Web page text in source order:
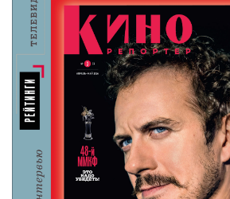
Необходимо учесть, что Райан
готовое. В «Дэдпуле» он был
в сиквеле — еще и автором
интервью, он признался, что
ленты 11 лет. Что это было как
которое ему всегда хотелось